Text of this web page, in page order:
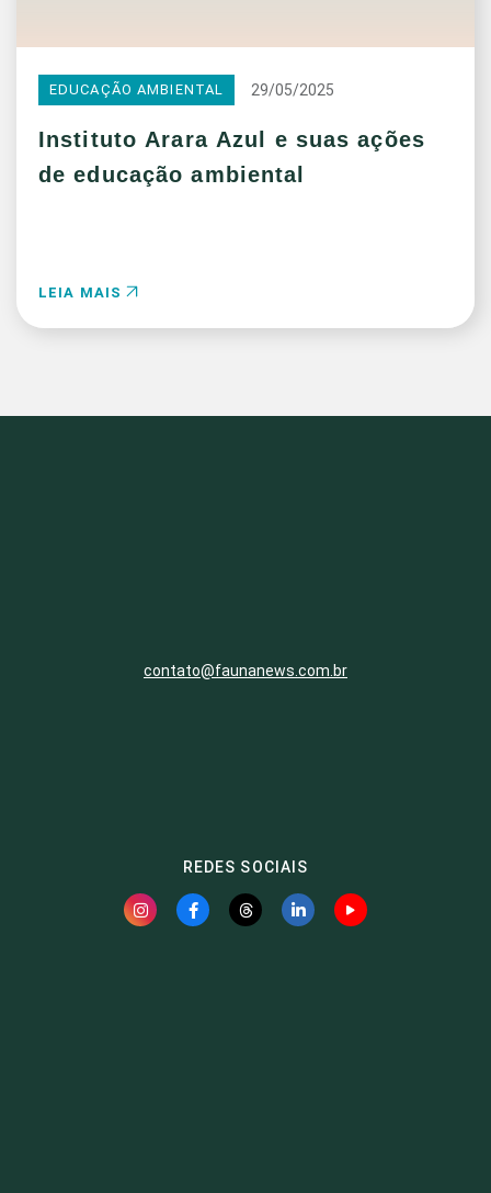
EDUCAÇÃO AMBIENTAL 29/05/2025
Instituto Arara Azul e suas ações
de educação ambiental
LEIA MAIS
contato@faunanews.com.br
REDES SOCIAIS